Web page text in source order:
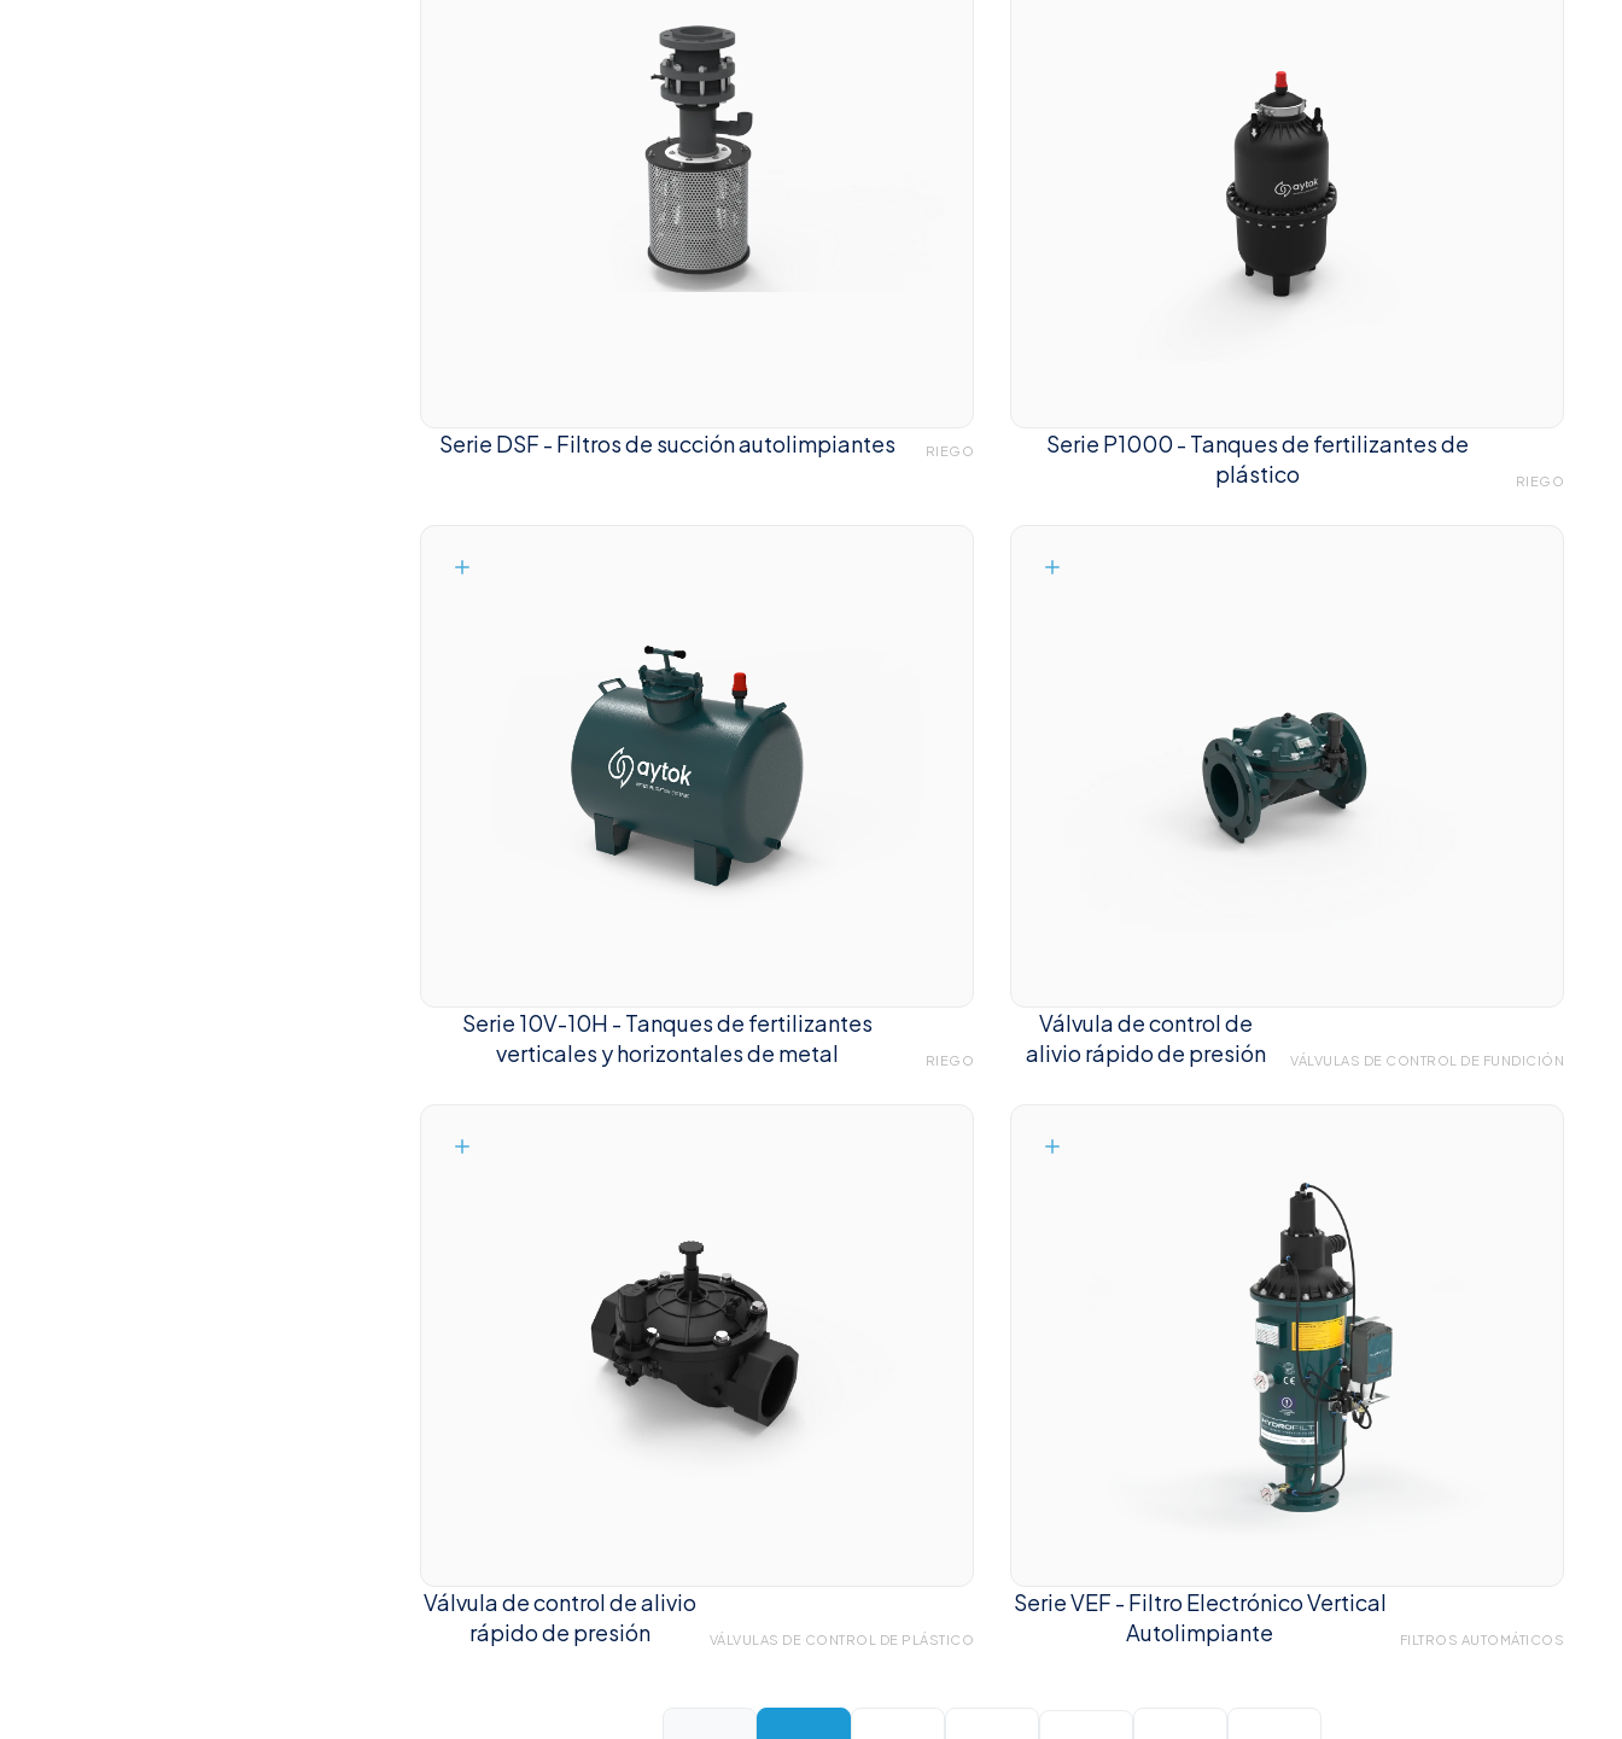
Serie DSF - Filtros de succión autolimpiantes RIEGO
Serie P1000 - Tanques de fertilizantes de
plástico
RIEGO
Serie 10V-10H - Tanques de fertilizantes
verticales y horizontales de metal
RIEGO
Válvula de control de
alivio rápido de presión
VÁLVULAS DE CONTROL DE FUNDICIÓN
Válvula de control de alivio
rápido de presión
VÁLVULAS DE CONTROL DE PLÁSTICO
Serie VEF - Filtro Electrónico Vertical
Autolimpiante
FILTROS AUTOMÁTICOS